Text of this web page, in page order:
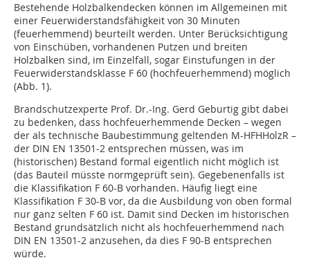
Bestehende Holzbalkendecken können im Allgemeinen mit
einer Feuerwiderstandsfähigkeit von 30 Minuten
(feuerhemmend) beurteilt werden. Unter Berücksichtigung
von Einschüben, vorhandenen Putzen und breiten
Holzbalken sind, im Einzelfall, sogar Einstufungen in der
Feuerwiderstandsklasse F 60 (hochfeuerhemmend) möglich
(Abb. 1).
Brandschutzexperte Prof. Dr.-Ing. Gerd Geburtig gibt dabei
zu bedenken, dass hochfeuerhemmende Decken – wegen
der als technische Baubestimmung geltenden M-HFHHolzR –
der DIN EN 13501-2 entsprechen müssen, was im
(historischen) Bestand formal eigentlich nicht möglich ist
(das Bauteil müsste normgeprüft sein). Gegebenenfalls ist
die Klassifikation F 60-B vorhanden. Häufig liegt eine
Klassifikation F 30-B vor, da die Ausbildung von oben formal
nur ganz selten F 60 ist. Damit sind Decken im historischen
Bestand grundsätzlich nicht als hochfeuerhemmend nach
DIN EN 13501-2 anzusehen, da dies F 90-B entsprechen
würde.